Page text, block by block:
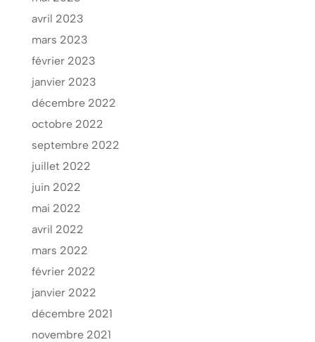
avril 2023
mars 2023
février 2023
janvier 2023
décembre 2022
octobre 2022
septembre 2022
juillet 2022
juin 2022
mai 2022
avril 2022
mars 2022
février 2022
janvier 2022
décembre 2021
novembre 2021